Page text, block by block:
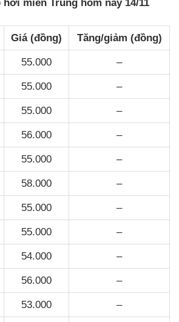
hơi miền Trung hôm nay 14/11
Giá (đồng) Tăng/giảm (đồng)
55.000 –
55.000 –
55.000 –
56.000 –
55.000 –
58.000 –
55.000 –
55.000 –
54.000 –
56.000 –
53.000 –